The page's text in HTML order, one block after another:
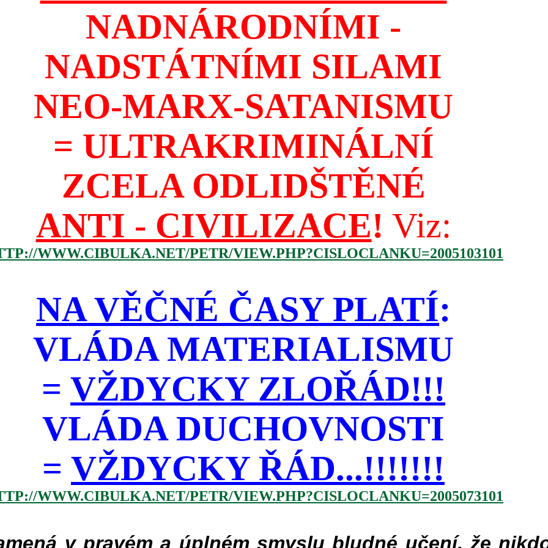
NADNÁRODNÍMI -
NADSTÁTNÍMI SILAMI
NEO-MARX-SATANISMU
= ULTRAKRIMINÁLNÍ
ZCELA ODLIDŠTĚNÉ
ANTI - CIVILIZACE! Viz:
WWW.CIBULKA.NET/PETR/VIEW.PHP?CISLOCLANKU=2005103101
NA VĚČNÉ ČASY PLATÍ:
VLÁDA MATERIALISMU
= VŽDYCKY ZLOŘÁD!!!
VLÁDA DUCHOVNOSTI
= VŽDYCKY ŘÁD...!!!!!!!
WWW.CIBULKA.NET/PETR/VIEW.PHP?CISLOCLANKU=2005073101
v pravém a úplném smyslu bludné učení, že